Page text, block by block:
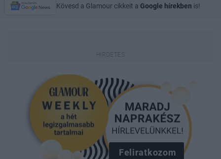
Kövesd a Glamour cikkeit a Google hírekben is!
Feliratkozom